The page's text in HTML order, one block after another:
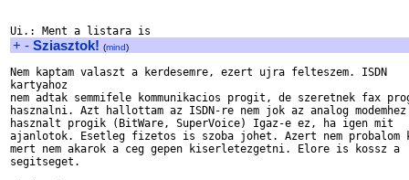
+ - Sziasztok! (mind)
Nem kaptam valaszt a kerdesemre, ezert ujra felteszem. ISDN
kartyahoz
nem adtak semmifele kommunikacios progit, de szeretnek fax
hasznalni. Azt hallottam az ISDN-re nem jok az analog
hasznalt progik (BitWare, SuperVoice) Igaz-e ez, ha igen mit
ajanlotok. Esetleg fizetos is szoba johet. Azert nem
mert nem akarok a ceg gepen kiserletezgetni. Elore is kossz a
segitseget.